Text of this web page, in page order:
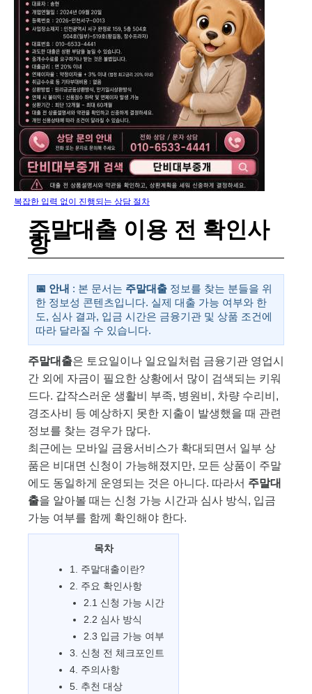
복잡한 입력 없이 진행되는 상담 절차
주말대출 이용 전 확인사
항
📅 안내 : 본 문서는 주말대출 정보를 찾는 분들을 위
한 정보성 콘텐츠입니다. 실제 대출 가능 여부와 한
도, 심사 결과, 입금 시간은 금융기관 및 상품 조건에
따라 달라질 수 있습니다.
주말대출은 토요일이나 일요일처럼 금융기관 영업시
간 외에 자금이 필요한 상황에서 많이 검색되는 키워
드다. 갑작스러운 생활비 부족, 병원비, 차량 수리비,
경조사비 등 예상하지 못한 지출이 발생했을 때 관련
정보를 찾는 경우가 많다.
최근에는 모바일 금융서비스가 확대되면서 일부 상
품은 비대면 신청이 가능해졌지만, 모든 상품이 주말
에도 동일하게 운영되는 것은 아니다. 따라서 주말대
출을 알아볼 때는 신청 가능 시간과 심사 방식, 입금
가능 여부를 함께 확인해야 한다.
목차
1. 주말대출이란?
2. 주요 확인사항
2.1 신청 가능 시간
2.2 심사 방식
2.3 입금 가능 여부
3. 신청 전 체크포인트
4. 주의사항
5. 추천 대상